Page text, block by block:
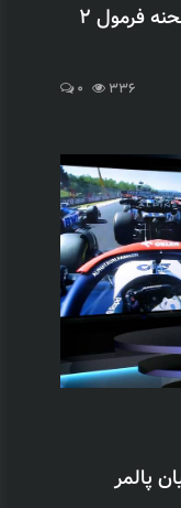
برنامه Chasing The Dream پشت صحنه فرمول 2
0 336